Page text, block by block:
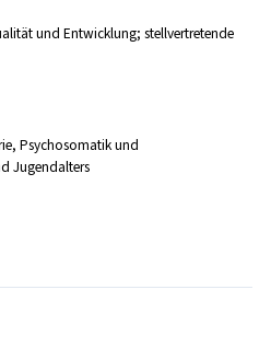
und Entwicklung; stellvertretende
Psychosomatik und
Jugendalters